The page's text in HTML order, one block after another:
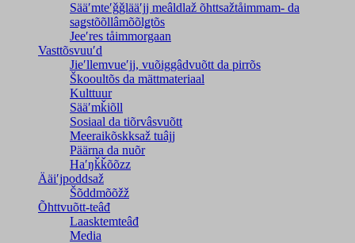
Sääʹmteʹǧǧlääʹjj meâldlaž õhttsažtåimmam- da
saǥstõõllâmõõlǥtõs
Jeeʹres tåimmorgaan
Vasttõsvuuʹd
Jieʹllemvueʹjj, vuõiggâdvuõtt da pirrõs
Škooultõs da mättmateriaal
Kulttuur
Sääʹmǩiõll
Sosiaal da tiõrvâsvuõtt
Meeraikõskksaž tuâjj
Päärna da nuõr
Haʹŋǩǩõõzz
Ääiʹjpoddsaž
Šõddmõõžž
Õhttvuõtt-teâđ
Laasktemteâđ
Media